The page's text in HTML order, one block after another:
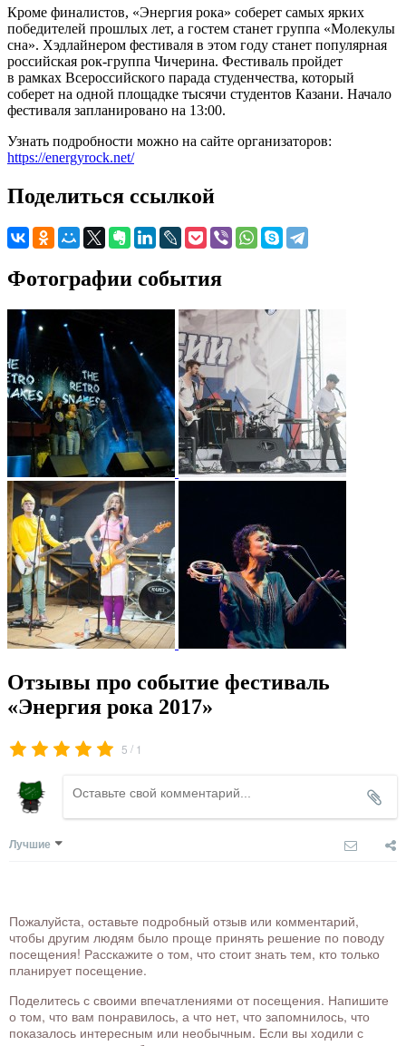
Кроме финалистов, «Энергия рока» соберет самых ярких
победителей прошлых лет, а гостем станет группа «Молекулы
сна». Хэдлайнером фестиваля в этом году станет популярная
российская рок-группа Чичерина. Фестиваль пройдет
в рамках Всероссийского парада студенчества, который
соберет на одной площадке тысячи студентов Казани. Начало
фестиваля запланировано на 13:00.
Узнать подробности можно на сайте организаторов:
https://energyrock.net/
Поделиться ссылкой
Фотографии события
Отзывы про событие фестиваль
«Энергия рока 2017»
5 / 1
Лучшие
Пожалуйста, оставьте подробный отзыв или комментарий,
чтобы другим людям было проще принять решение по поводу
посещения! Расскажите о том, что стоит знать тем, кто только
планирует посещение.
Поделитесь с своими впечатлениями от посещения. Напишите
о том, что вам понравилось, а что нет, что запомнилось, что
показалось интересным или необычным. Если вы ходили с